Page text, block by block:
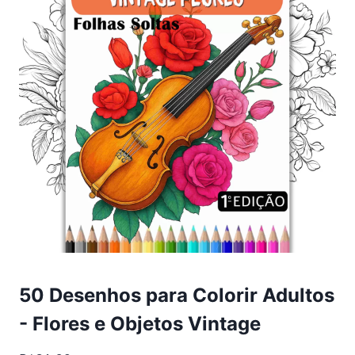
50 Desenhos para Colorir Adultos
- Flores e Objetos Vintage